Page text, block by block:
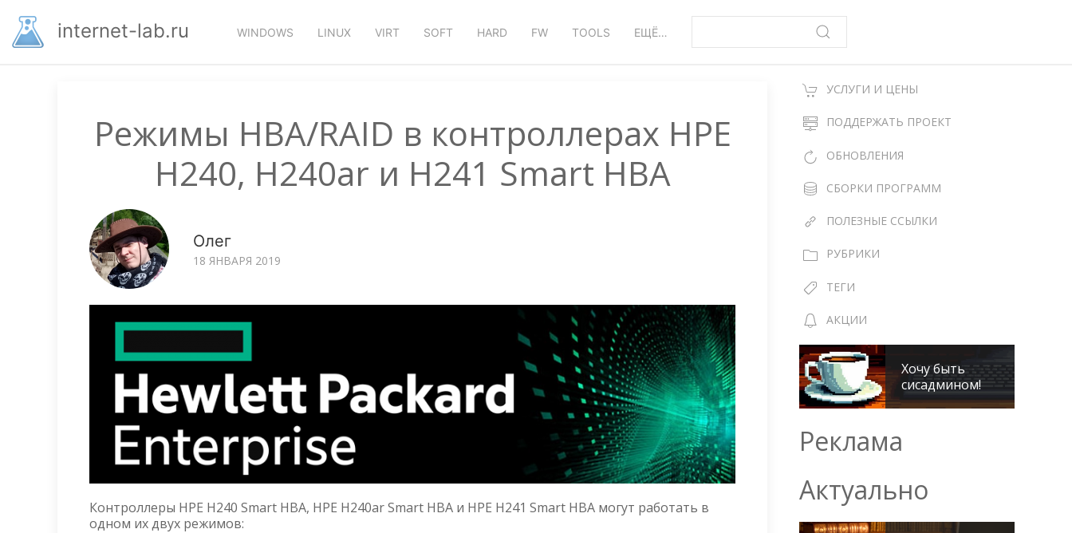
основномуinternet-lab.ru WINDOWS LINUX VIRT SOFT HARD FW TOOLS ЕЩЁ…
Режимы HBA/RAID в контроллерах HPE
H240, H240ar и H241 Smart HBA
Олег
18 ЯНВАРЯ 2019
Контроллеры HPE H240 Smart HBA, HPE H240ar Smart HBA и HPE H241 Smart HBA могут работать в
одном их двух режимов:
УСЛУГИ И ЦЕНЫ
ПОДДЕРЖАТЬ ПРОЕКТ
ОБНОВЛЕНИЯ
СБОРКИ ПРОГРАММ
ПОЛЕЗНЫЕ ССЫЛКИ
РУБРИКИ
ТЕГИ
АКЦИИ
Хочу быть
сисадмином!
Реклама
Актуально